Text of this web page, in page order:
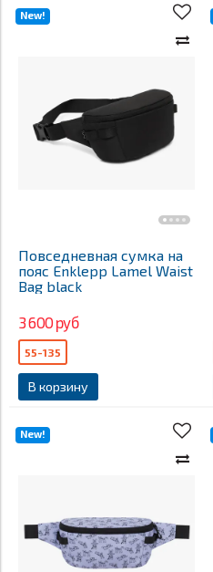
New!
Повседневная сумка на
пояс Enklepp Lamel Waist
Bag black
3 600 руб
В корзину
55-135
New!